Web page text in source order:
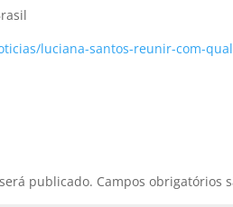
luciana-santos-reunir-com-
publicado. Campos obrigatórios